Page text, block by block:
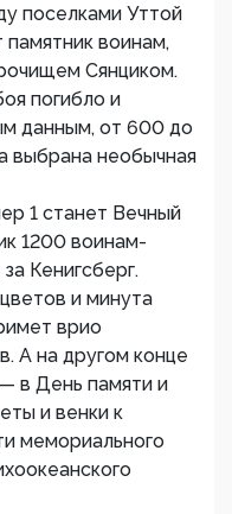
поселками Уттой
воинам,
Сянциком.
погибло и
данным, от 600 до
выбрана необычная
1 станет Вечный
1200 воинам-
Кенигсберг.
и минута
врио
А на другом конце
в День памяти и
и венки к
мемориального